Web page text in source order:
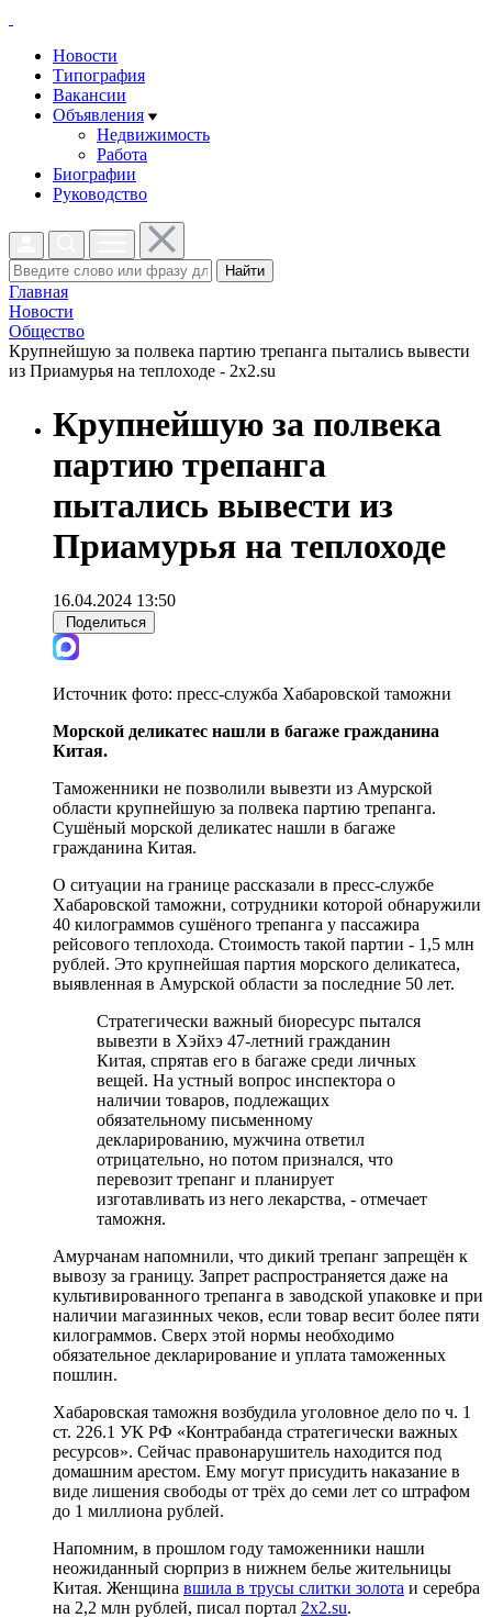
Новости
Типография
Вакансии
Объявления
Недвижимость
Работа
Биографии
Руководство
Найти
Главная
Новости
Общество
Крупнейшую за полвека партию трепанга пытались вывести
из Приамурья на теплоходе - 2x2.su
Крупнейшую за полвека
партию трепанга
пытались вывести из
Приамурья на теплоходе
16.04.2024 13:50
Поделиться
Источник фото: пресс-служба Хабаровской таможни
Морской деликатес нашли в багаже гражданина
Китая.
Таможенники не позволили вывезти из Амурской
области крупнейшую за полвека партию трепанга.
Сушёный морской деликатес нашли в багаже
гражданина Китая.
О ситуации на границе рассказали в пресс-службе
Хабаровской таможни, сотрудники которой обнаружили
40 килограммов сушёного трепанга у пассажира
рейсового теплохода. Стоимость такой партии - 1,5 млн
рублей. Это крупнейшая партия морского деликатеса,
выявленная в Амурской области за последние 50 лет.
Стратегически важный биоресурс пытался
вывезти в Хэйхэ 47-летний гражданин
Китая, спрятав его в багаже среди личных
вещей. На устный вопрос инспектора о
наличии товаров, подлежащих
обязательному письменному
декларированию, мужчина ответил
отрицательно, но потом признался, что
перевозит трепанг и планирует
изготавливать из него лекарства, - отмечает
таможня.
Амурчанам напомнили, что дикий трепанг запрещён к
вывозу за границу. Запрет распространяется даже на
культивированного трепанга в заводской упаковке и при
наличии магазинных чеков, если товар весит более пяти
килограммов. Сверх этой нормы необходимо
обязательное декларирование и уплата таможенных
пошлин.
Хабаровская таможня возбудила уголовное дело по ч. 1
ст. 226.1 УК РФ «Контрабанда стратегически важных
ресурсов». Сейчас правонарушитель находится под
домашним арестом. Ему могут присудить наказание в
виде лишения свободы от трёх до семи лет со штрафом
до 1 миллиона рублей.
Напомним, в прошлом году таможенники нашли
неожиданный сюрприз в нижнем белье жительницы
Китая. Женщина вшила в трусы слитки золота и серебра
на 2,2 млн рублей, писал портал 2x2.su.